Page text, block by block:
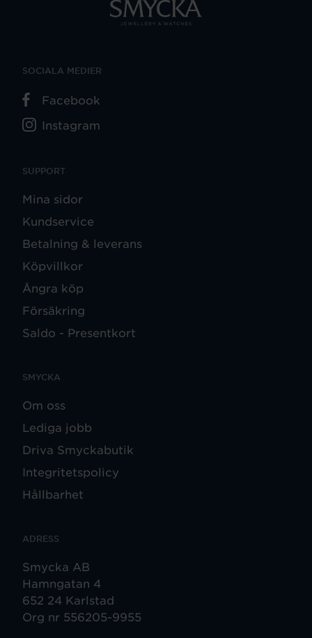
SUPPORT
Mina sidor
Kundservice
Betalning & leverans
Köpvillkor
Ångra köp
Försäkring
Saldo - Presentkort
SMYCKA
Om oss
Lediga jobb
Driva Smyckabutik
Integritetspolicy
Hållbarhet
ADRESS
Smycka AB
Hamngatan 4
652 24 Karlstad
Org nr 556205-9955
SOCIALA MEDIER
Facebook
Instagram